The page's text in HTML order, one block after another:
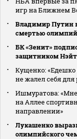
игр на Ближнем
Владимир Путин
смертью
БК «Зенит»
защитником
Кущенко:
не жалел себя
Ишмуратова:
на Аллее
направлении»
Лукашенко
олимпийского